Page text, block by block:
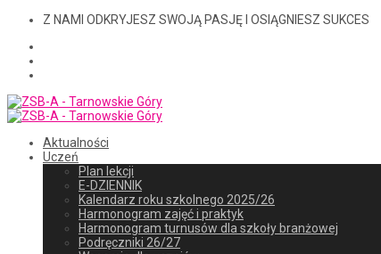
Z NAMI ODKRYJESZ SWOJĄ PASJĘ I OSIĄGNIESZ SUKCES
Aktualności
Uczeń
Plan lekcji
E-DZIENNIK
Kalendarz roku szkolnego 2025/26
Harmonogram zajęć i praktyk
Harmonogram turnusów dla szkoły branżowej
Podręczniki 26/27